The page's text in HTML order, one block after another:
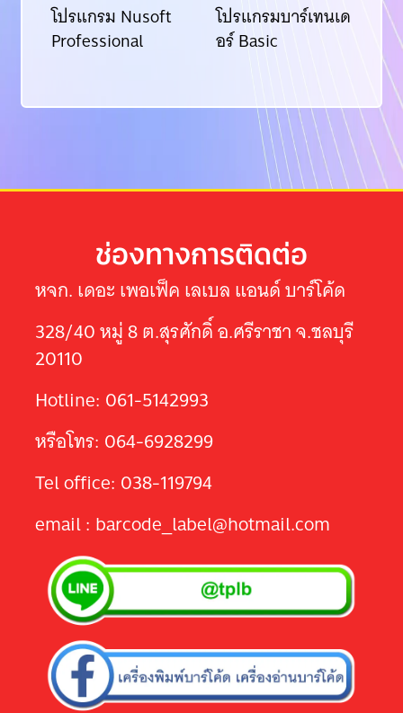
โปรแกรม Nusoft
Professional
โปรแกรมบาร์เทนเด
อร์ Basic
โ
ช่องทางการติดต่อ
หจก. เดอะ เพอเฟ็ค เลเบล แอนด์ บาร์โค้ด
328/40 หมู่ 8 ต.สุรศักดิ์ อ.ศรีราชา จ.ชลบุรี
20110
Hotline: 061-5142993
หรือโทร: 064-6928299
Tel office: 038-119794
email : barcode_label@hotmail.com